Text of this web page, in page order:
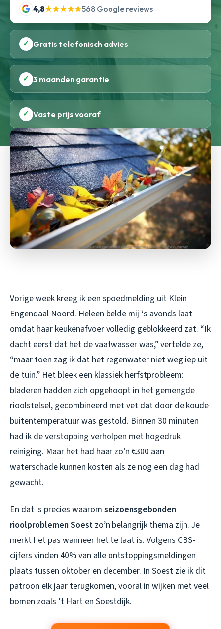
4,8★★★★★568 Google reviews
✓ Gratis telefonisch advies
✓ 3 maanden garantie
✓ Vaste prijs vooraf
Vorige week kreeg ik een spoedmelding uit Klein
Engendaal Noord. Heleen belde mij ‘s avonds laat
omdat haar keukenafvoer volledig geblokkeerd zat. “Ik
dacht eerst dat het de vaatwasser was,” vertelde ze,
“maar toen zag ik dat het regenwater niet wegliep uit
de tuin.” Het bleek een klassiek herfstprobleem:
bladeren hadden zich opgehoopt in het gemengde
rioolstelsel, gecombineerd met vet dat door de koude
buitentemperatuur was gestold. Binnen 30 minuten
had ik de verstopping verholpen met hogedruk
reiniging. Maar het had haar zo’n €300 aan
waterschade kunnen kosten als ze nog een dag had
gewacht.
En dat is precies waarom seizoensgebonden
rioolproblemen Soest zo’n belangrijk thema zijn. Je
merkt het pas wanneer het te laat is. Volgens CBS-
cijfers vinden 40% van alle ontstoppingsmeldingen
plaats tussen oktober en december. In Soest zie ik dit
patroon elk jaar terugkomen, vooral in wijken met veel
bomen zoals ‘t Hart en Soestdijk.